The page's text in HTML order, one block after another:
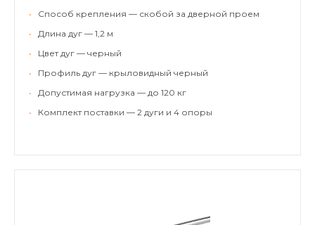
•
Способ крепления — скобой за дверной проем
•
Длина дуг — 1,2 м
•
Цвет дуг — черный
•
Профиль дуг — крыловидный черный
•
Допустимая нагрузка — до 120 кг
•
Комплект поставки — 2 дуги и 4 опоры